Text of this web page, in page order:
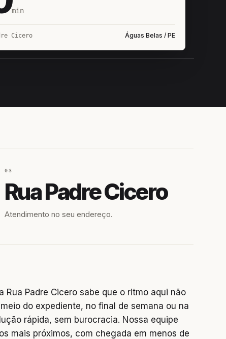
min
Cicero Águas Belas / PE
03
Rua Padre Cicero
Atendimento no seu endereço.
Rua Padre Cicero sabe que o ritmo aqui não
do expediente, no final de semana ou na
rápida, sem burocracia. Nossa equipe
mais próximos, com chegada em menos de